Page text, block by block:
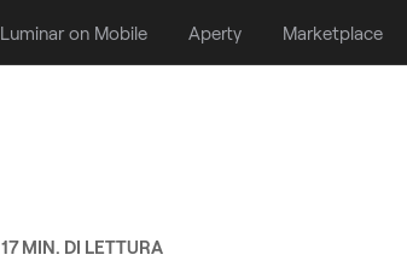
Luminar on Mobile Aperty Marketplace
17 MIN. DI LETTURA